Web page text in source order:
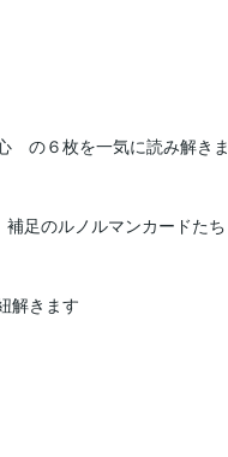
　の６枚を一気に読み解きま
補足のルノルマンカードたち
解きます